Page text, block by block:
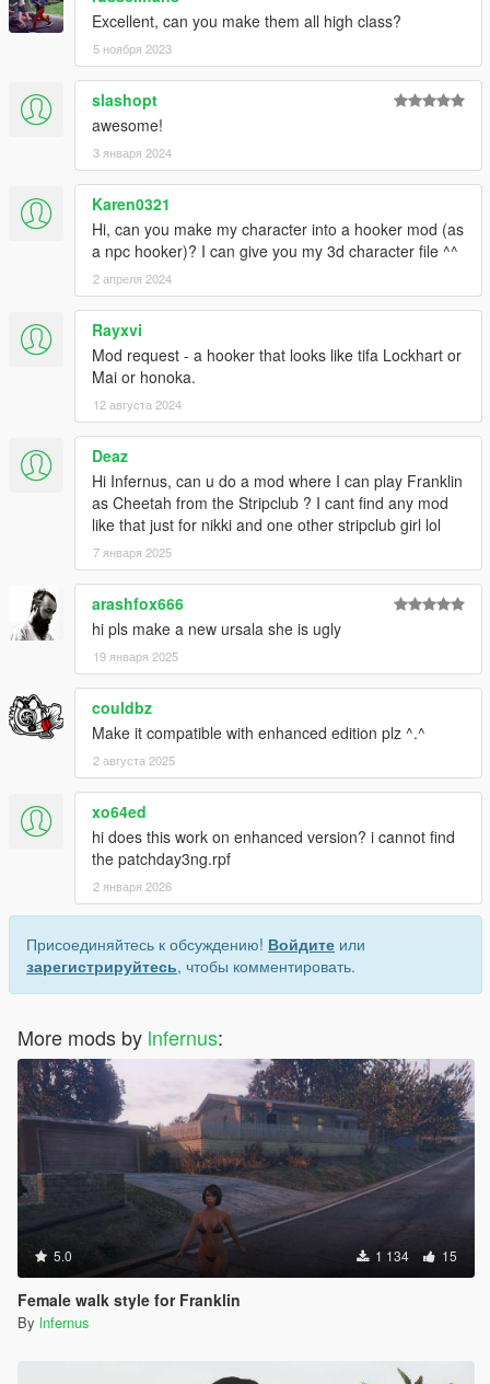
Excellent, can you make them all high class?
5 ноября 2023
slashopt
awesome!
3 января 2024
Karen0321
Hi, can you make my character into a hooker mod (as
a npc hooker)? I can give you my 3d character file ^^
2 апреля 2024
Rayxvi
Mod request - a hooker that looks like tifa Lockhart or
Mai or honoka.
12 августа 2024
Deaz
Hi Infernus, can u do a mod where I can play Franklin
as Cheetah from the Stripclub ? I cant find any mod
like that just for nikki and one other stripclub girl lol
7 января 2025
arashfox666
hi pls make a new ursala she is ugly
19 января 2025
couldbz
Make it compatible with enhanced edition plz ^.^
2 августа 2025
xo64ed
hi does this work on enhanced version? i cannot find
the patchday3ng.rpf
2 января 2026
Присоединяйтесь к обсуждению! Войдите или
зарегистрируйтесь, чтобы комментировать.
More mods by lnfernus:
5.0 1 134 15
Female walk style for Franklin
By lnfernus